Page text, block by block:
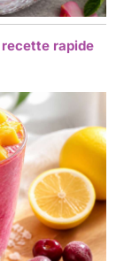
rapide